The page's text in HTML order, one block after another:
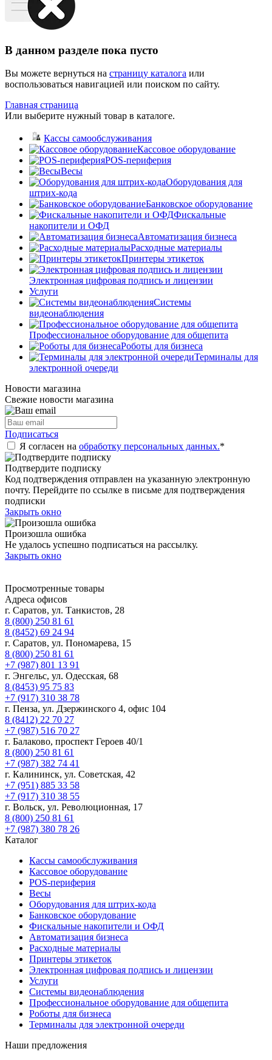
В данном разделе пока пусто
Вы можете вернуться на страницу каталога или
воспользоваться навигацией или поиском по сайту.
Главная страница
Или выберите нужный товар в каталоге.
Кассы самообслуживания
Кассовое оборудование
POS-периферия
Весы
Оборудования для
штрих-кода
Банковское оборудование
Фискальные
накопители и ОФД
Автоматизация бизнеса
Расходные материалы
Принтеры этикеток
Электронная цифровая подпись и лицензии
Услуги
Системы
видеонаблюдения
Профессиональное оборудование для общепита
Роботы для бизнеса
Терминалы для
электронной очереди
Новости магазина
Свежие новости магазина
Подписаться
Я согласен на обработку персональных данных.*
Подтвердите подписку
Код подтверждения отправлен на указанную электронную
почту. Перейдите по ссылке в письме для подтверждения
подписки
Закрыть окно
Произошла ошибка
Не удалось успешно подписаться на рассылку.
Закрыть окно
Просмотренные товары
Адреса офисов
г. Саратов, ул. Танкистов, 28
8 (800) 250 81 61
8 (8452) 69 24 94
г. Саратов, ул. Пономарева, 15
8 (800) 250 81 61
+7 (987) 801 13 91
г. Энгельс, ул. Одесская, 68
8 (8453) 95 75 83
+7 (917) 310 38 78
г. Пенза, ул. Дзержинского 4, офис 104
8 (8412) 22 70 27
+7 (987) 516 70 27
г. Балаково, проспект Героев 40/1
8 (800) 250 81 61
+7 (987) 382 74 41
г. Калининск, ул. Советская, 42
+7 (951) 885 33 58
+7 (917) 310 38 55
г. Вольск, ул. Революционная, 17
8 (800) 250 81 61
+7 (987) 380 78 26
Каталог
Кассы самообслуживания
Кассовое оборудование
POS-периферия
Весы
Оборудования для штрих-кода
Банковское оборудование
Фискальные накопители и ОФД
Автоматизация бизнеса
Расходные материалы
Принтеры этикеток
Электронная цифровая подпись и лицензии
Услуги
Системы видеонаблюдения
Профессиональное оборудование для общепита
Роботы для бизнеса
Терминалы для электронной очереди
Наши предложения